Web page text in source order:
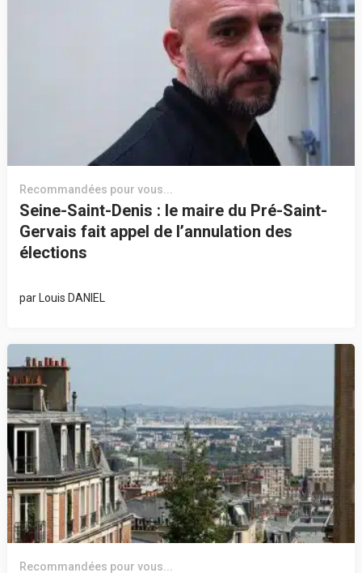
Recommandées pour vous...
Seine-Saint-Denis : le maire du Pré-Saint-
Gervais fait appel de l’annulation des
élections
par Louis DANIEL
Recommandées pour vous...